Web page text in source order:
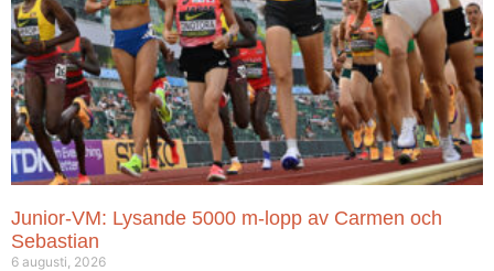
Junior-VM: Lysande 5000 m-lopp av Carmen och
Sebastian
6 augusti, 2026